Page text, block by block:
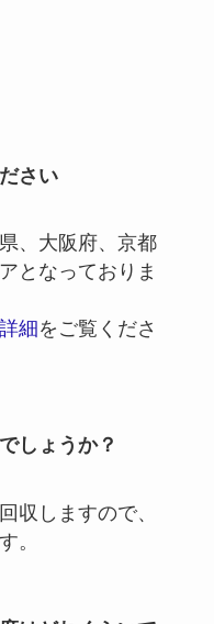
さい
、大阪府、京都
となっておりま
細をご覧くださ
しょうか？
収しますので、
。